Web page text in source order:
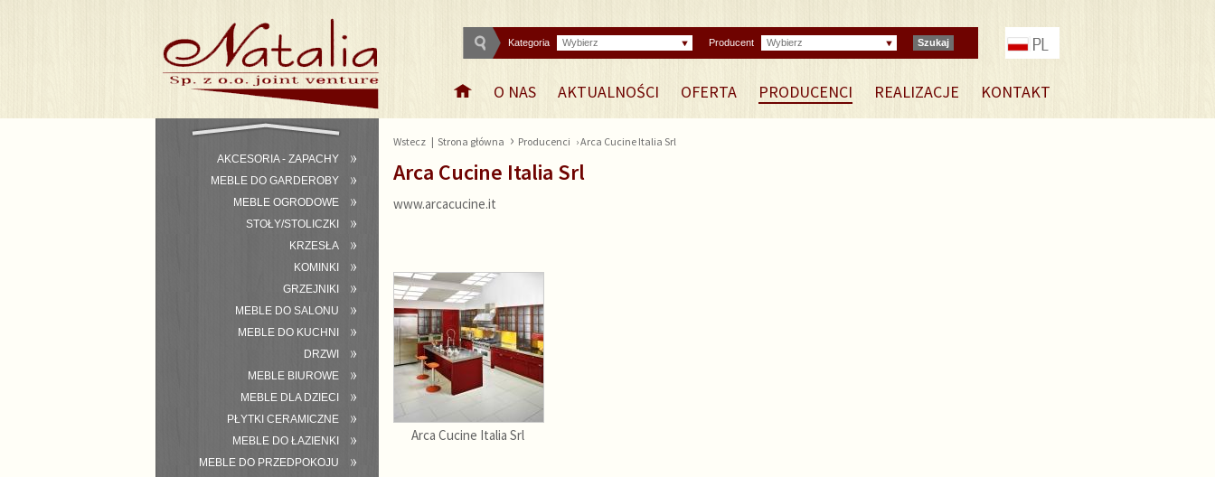
Kategoria Wybierz Producent Wybierz Szukaj
O NAS AKTUALNOŚCI OFERTA PRODUCENCI REALIZACJE KONTAKT
AKCESORIA - ZAPACHY
MEBLE DO GARDEROBY
MEBLE OGRODOWE
STOŁY/STOLICZKI
KRZESŁA
KOMINKI
GRZEJNIKI
MEBLE DO SALONU
MEBLE DO KUCHNI
DRZWI
MEBLE BIUROWE
MEBLE DLA DZIECI
PŁYTKI CERAMICZNE
MEBLE DO ŁAZIENKI
MEBLE DO PRZEDPOKOJU
Wstecz | Strona główna › Producenci › Arca Cucine Italia Srl
Arca Cucine Italia Srl
www.arcacucine.it
Arca Cucine Italia Srl